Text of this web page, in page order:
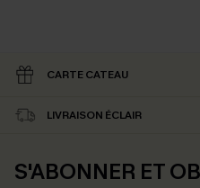
CARTE CATEAU
LIVRAISON ÉCLAIR
S'ABONNER ET